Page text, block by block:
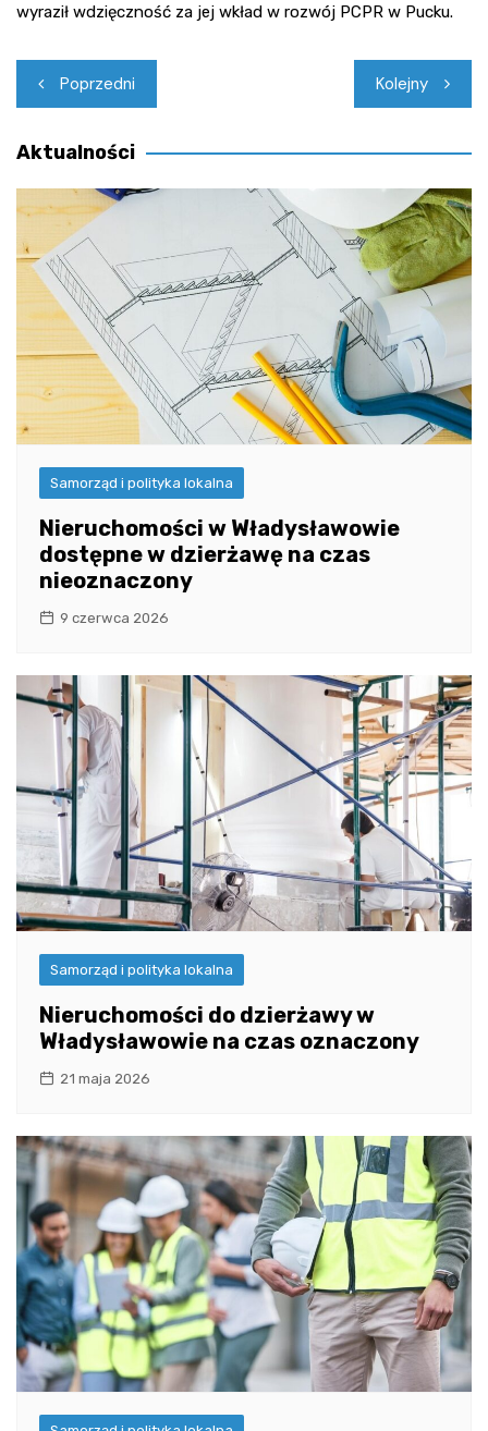
wyraził wdzięczność za jej wkład w rozwój PCPR w Pucku.
Nawigacja
wpisu
Poprzedni Kolejny
Aktualności
Samorząd i polityka lokalna
Nieruchomości w Władysławowie
dostępne w dzierżawę na czas
nieoznaczony
9 czerwca 2026
Samorząd i polityka lokalna
Nieruchomości do dzierżawy w
Władysławowie na czas oznaczony
21 maja 2026